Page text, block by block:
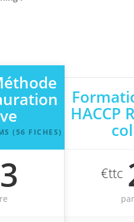
(56 FICHES)
HACCP
€ttc